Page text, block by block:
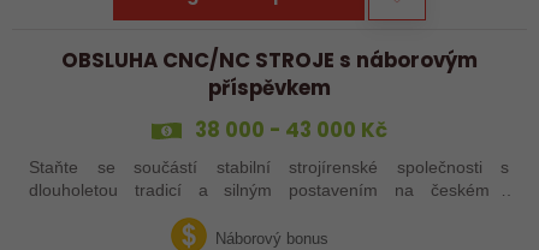
OBSLUHA CNC/NC STROJE s náborovým
příspěvkem
38 000 - 43 000 Kč
Staňte se součástí stabilní strojírenské společnosti s
dlouholetou tradicí a silným postavením na českém i
aktuálně obsazujeme více typů…
Náborový bonus